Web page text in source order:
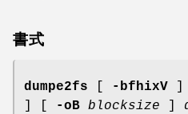
書式
dumpe2fs -bfhixV
-oB blocksize